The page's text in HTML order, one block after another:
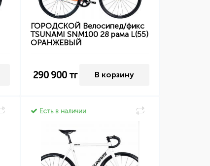
ГОРОДСКОЙ Велосипед/фикс
TSUNAMI SNM100 28 рама L(55)
ОРАНЖЕВЫЙ
290 900тг В корзину
Есть в наличии